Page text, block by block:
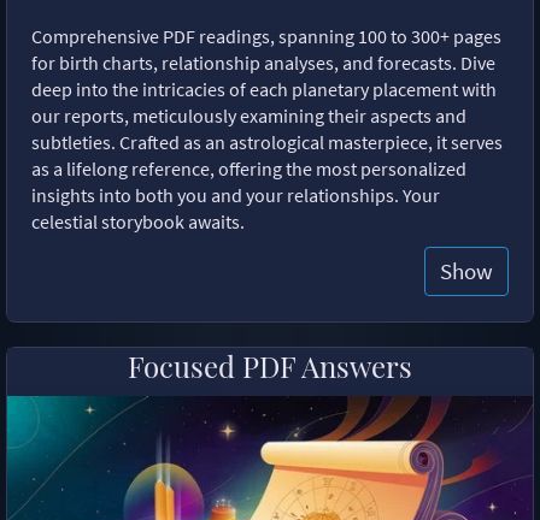
Comprehensive PDF readings, spanning 100 to 300+ pages
for birth charts, relationship analyses, and forecasts. Dive
deep into the intricacies of each planetary placement with
our reports, meticulously examining their aspects and
subtleties. Crafted as an astrological masterpiece, it serves
as a lifelong reference, offering the most personalized
insights into both you and your relationships. Your
celestial storybook awaits.
Show
Focused PDF Answers